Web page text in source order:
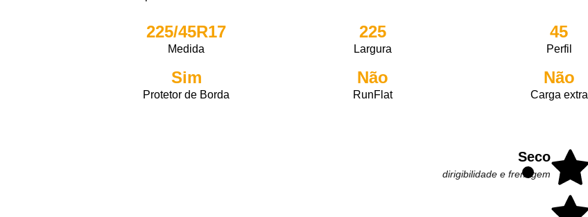
225/45R17
Medida
225
Largura
45
Perfil
Sim
Protetor de Borda
Não
RunFlat
Não
Carga extra
Seco
dirigibilidade e frenagem